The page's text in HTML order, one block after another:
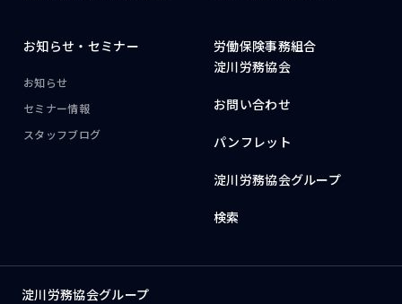
お知らせ・ セミナー
お知らせ
セミナー情報
スタッフブログ
労働保険事務組合
淀川労務協会
お問い合わせ
パンフレット
淀川労務協会グループ
検索
淀川労務協会グループ